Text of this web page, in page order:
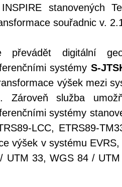
stanovených
souřadnic v.
převádět digitální
systémy S-
výšek mezi
služba
systémy
LCC, ETRS89-
výšek v systému
UTM 33, WGS 84 /